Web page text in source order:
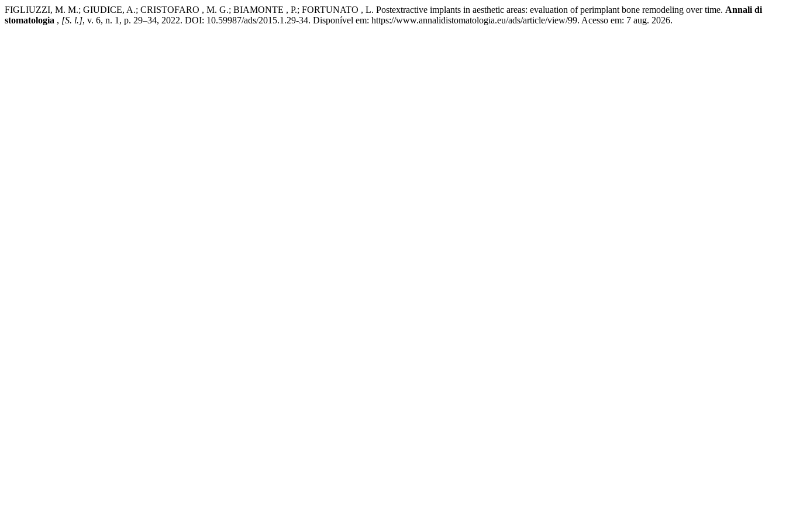
FIGLIUZZI, M. M.; GIUDICE, A.; CRISTOFARO , M. G.; BIAMONTE , P.; FORTUNATO , L. Postextractive implants in aesthetic areas: evaluation of perimplant bone remodeling over time. Annali di
stomatologia , [S. l.], v. 6, n. 1, p. 29–34, 2022. DOI: 10.59987/ads/2015.1.29-34. Disponível em: https://www.annalidistomatologia.eu/ads/article/view/99. Acesso em: 7 aug. 2026.